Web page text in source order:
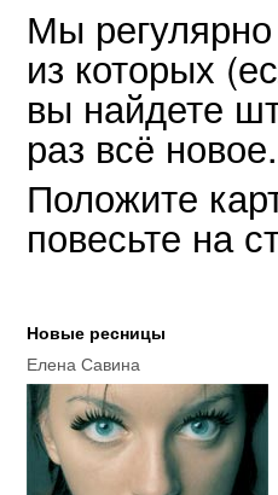
Мы
из которых
вы найдете
раз всё новое.
Положите
повесьте на
Новые ресницы
Елена Савина